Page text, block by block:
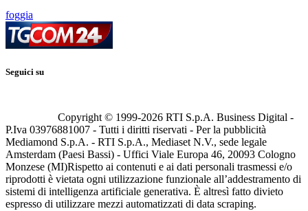
foggia
Seguici su
Copyright © 1999-2026 RTI S.p.A. Business Digital -
P.Iva 03976881007 - Tutti i diritti riservati - Per la pubblicità
Mediamond S.p.A. - RTI S.p.A., Mediaset N.V., sede legale
Amsterdam (Paesi Bassi) - Uffici Viale Europa 46, 20093 Cologno
Monzese (MI)Rispetto ai contenuti e ai dati personali trasmessi e/o
riprodotti è vietata ogni utilizzazione funzionale all’addestramento di
sistemi di intelligenza artificiale generativa. È altresì fatto divieto
espresso di utilizzare mezzi automatizzati di data scraping.